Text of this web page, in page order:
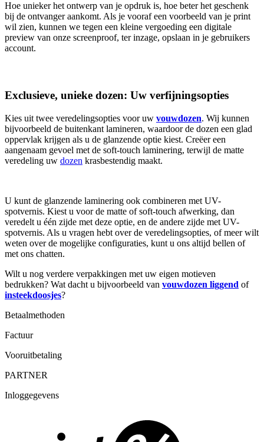
Hoe unieker het ontwerp van je opdruk is, hoe beter het geschenk
bij de ontvanger aankomt. Als je vooraf een voorbeeld van je print
wil zien, kunnen we tegen een kleine vergoeding een digitale
preview van onze screenproof, ter inzage, opslaan in je gebruikers
account.
Exclusieve, unieke dozen: Uw verfijningsopties
Kies uit twee veredelingsopties voor uw vouwdozen. Wij kunnen
bijvoorbeeld de buitenkant lamineren, waardoor de dozen een glad
oppervlak krijgen als u de glanzende optie kiest. Creëer een
aangenaam gevoel met de soft-touch laminering, terwijl de matte
veredeling uw dozen krasbestendig maakt.
U kunt de glanzende laminering ook combineren met UV-
spotvernis. Kiest u voor de matte of soft-touch afwerking, dan
veredelt u één zijde met deze optie, en de andere zijde met UV-
spotvernis. Als u vragen hebt over de veredelingsopties, of meer wilt
weten over de mogelijke configuraties, kunt u ons altijd bellen of
met ons chatten.
Wilt u nog verdere verpakkingen met uw eigen motieven
bedrukken? Wat dacht u bijvoorbeeld van vouwdozen liggend of
insteekdoosjes?
Betaalmethoden
Factuur
Vooruitbetaling
PARTNER
Inloggegevens